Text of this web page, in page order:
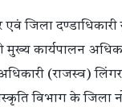
जिला दण्डाधिकारी
कार्यपालन
(राजस्व)
विभाग के जिला